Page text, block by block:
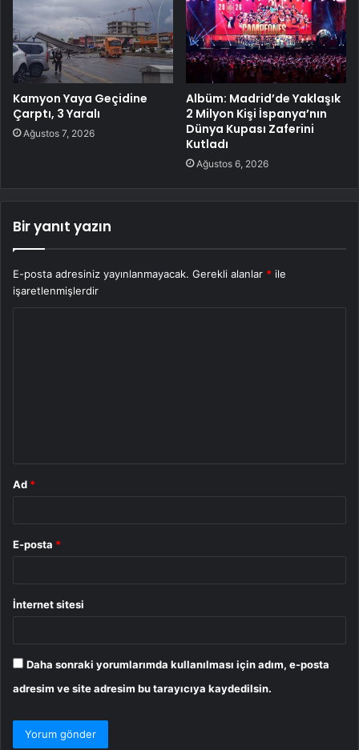
Kamyon Yaya Geçidine
Çarptı, 3 Yaralı
Ağustos 7, 2026
Albüm: Madrid’de Yaklaşık
2 Milyon Kişi İspanya’nın
Dünya Kupası Zaferini
Kutladı
Ağustos 6, 2026
Bir yanıt yazın
E-posta adresiniz yayınlanmayacak. Gerekli alanlar * ile
işaretlenmişlerdir
Ad *
E-posta *
İnternet sitesi
Daha sonraki yorumlarımda kullanılması için adım, e-posta
adresim ve site adresim bu tarayıcıya kaydedilsin.